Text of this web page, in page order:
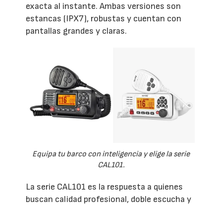
exacta al instante. Ambas versiones son
estancas (IPX7), robustas y cuentan con
pantallas grandes y claras.
Equipa tu barco con inteligencia y elige la serie
CAL101.
La serie CAL101 es la respuesta a quienes
buscan calidad profesional, doble escucha y